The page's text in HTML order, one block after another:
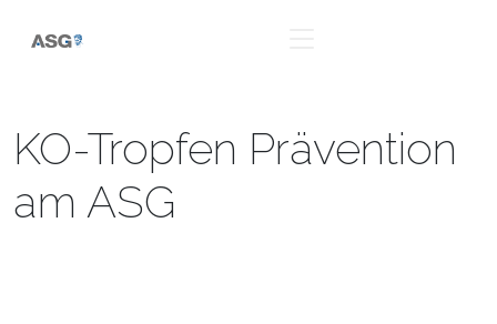
KO-Tropfen Prävention
am ASG